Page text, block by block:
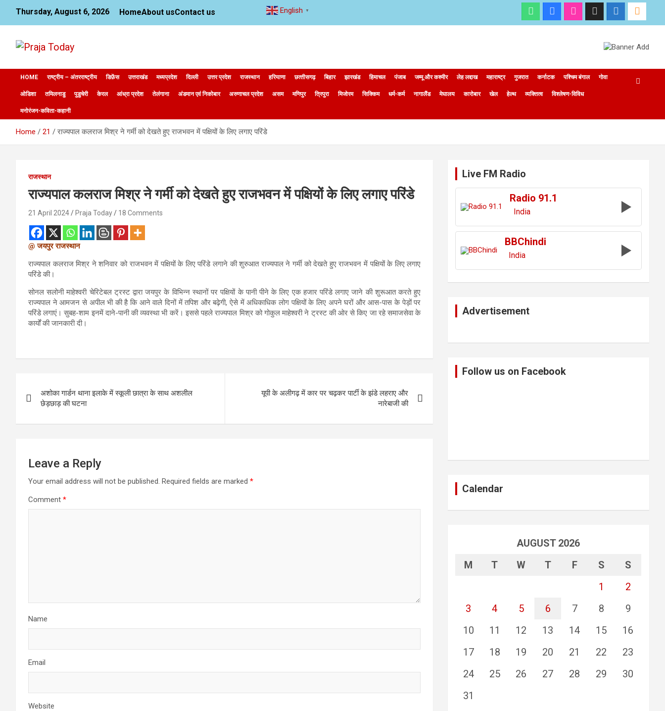
i
c
n
Thursday, August 6, 2026 HomeAbout usContact us
Praja Today
HOME राष्ट्रीय – अंतरराष्ट्रीय डिफ़ेंस उत्तराखंड मध्यप्रदेश दिल्ली उत्तर प्रदेश राजस्थान हरियाणा छत्‍तीसगढ़ बिहार झारखंड हिमाचल पंजाब जम्मू और कश्मीर लेह लद्दाख महाराष्ट्र गुजरात कर्नाटक पश्चिम बंगाल गोवा
ओडिशा तमिलनाडु पुडुचेरी केरल आंध्रा प्रदेश तेलंगाना अंडमान एवं निकोबार अरुणाचल प्रदेश असम मणिपुर त्रिपुरा मिजोरम सिक्किम धर्म-कर्म नागालैंड मेघालय कारोबार खेल हेल्थ व्यक्तित्व विश्लेषण-विविध
मनोरंजन-कविता-कहानी
Home 21 राज्यपाल कलराज मिश्र ने गर्मी को देखते हुए राजभवन में पक्षियों के लिए लगाए परिंडे
राजस्थान
राज्यपाल कलराज मिश्र ने गर्मी को देखते हुए राजभवन में पक्षियों के लिए लगाए परिंडे
21 April 2024 Praja Today 18 Comments
@ जयपुर राजस्थान
राज्यपाल कलराज मिश्र ने शनिवार को राजभवन में पक्षियों के लिए परिंडे लगाने की शुरुआत राज्यपाल ने गर्मी को देखते हुए राजभवन में पक्षियों के लिए लगाए
परिंडे की।
सोनल सलोनी माहेश्वरी चेरिटेबल ट्रस्ट द्वारा जयपुर के विभिन्न स्थानों पर पक्षियों के पानी पीने के लिए एक हजार परिंडे लगाए जाने की शुरूआत करते हुए
राज्यपाल ने आमजन से अपील भी की है कि आने वाले दिनों में तपिश और बढ़ेगी, ऐसे में अधिकाधिक लोग पक्षियों के लिए अपने घरों और आस-पास के पेड़ों पर
परिंडे लगाएं। सुबह-शाम इनमें दाने-पानी की व्यवस्था भी करें। इससे पहले राज्यपाल मिश्र को गोकुल माहेश्वरी ने ट्रस्ट की ओर से किए जा रहे समाजसेवा के
कार्यों की जानकारी दी।
s
अशोका गार्डन थाना इलाके में स्कूली छात्रा के साथ अशलील
छेड़छाड़ की घटना
यूपी के अलीगढ़ में कार पर चढ़कर पार्टी के झंडे लहराए और
नारेबाजी की
Leave a Reply
Your email address will not be published. Required fields are marked *
Comment *
Name
Email
Website
Live FM Radio
Radio 91.1
India
BBChindi
India
Advertisement
Follow us on Facebook
Calendar
AUGUST 2026
M
T W T F S
S
1
2
3
4 5 6 7 8
9
10
11 12 13 14 15
16
17
18 19 20 21 22
23
24
25 26 27 28 29
30
31
English ▼